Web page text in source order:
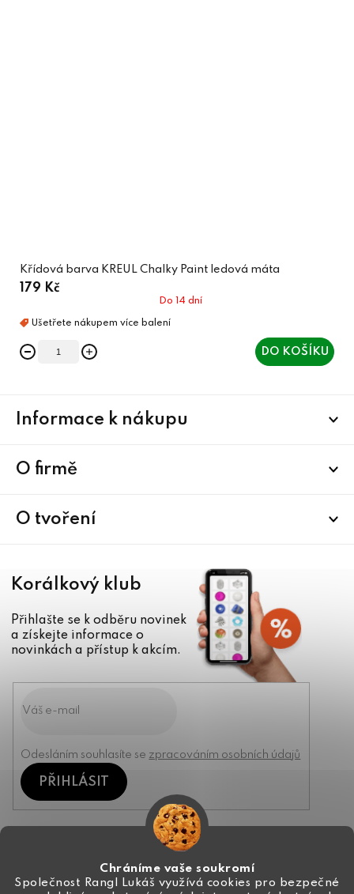
Chráníme vaše soukromí
Společnost Rangl Lukáš využívá cookies pro bezpečné
Křídová barva KREUL Chalky Paint ledová máta
179 Kč
Do 14 dní
DO KOŠÍKU
Informace k nákupu
O firmě
O tvoření
Korálkový klub
Přihlašte se k odběru novinek
a získejte informace o
novinkách a přístup k akcím.
Odesláním souhlasíte se zpracováním osobních údajů
PŘIHLÁSIT